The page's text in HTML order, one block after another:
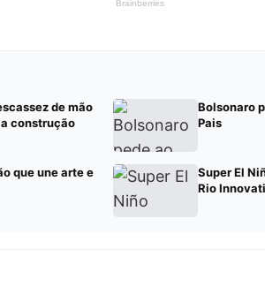
de mão
construção
Bolsonaro
Pais
que une arte e
Super El
Rio